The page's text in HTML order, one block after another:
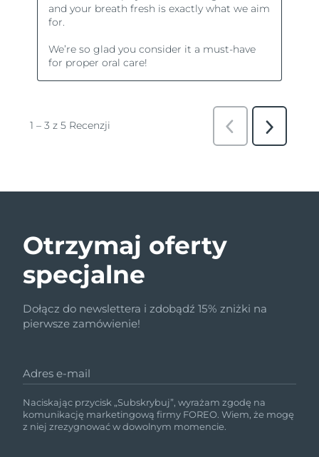
Otrzymaj oferty
specjalne
Dołącz do newslettera i zdobądź 15% zniżki na
pierwsze zamówienie!
Adres e-mail
Naciskając przycisk „Subskrybuj”, wyrażam zgodę na
komunikację marketingową firmy FOREO. Wiem, że mogę
z niej zrezygnować w dowolnym momencie.